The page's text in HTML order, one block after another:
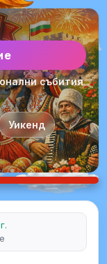
събития
Уикенд